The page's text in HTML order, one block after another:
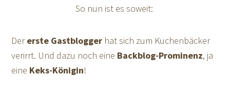
So nun ist es soweit:
Dererste Gastblogger hat sich zum Kuchenbäcker
verirrt. Und dazu noch eine Backblog-Prominenz, ja
eine Keks-Königin!